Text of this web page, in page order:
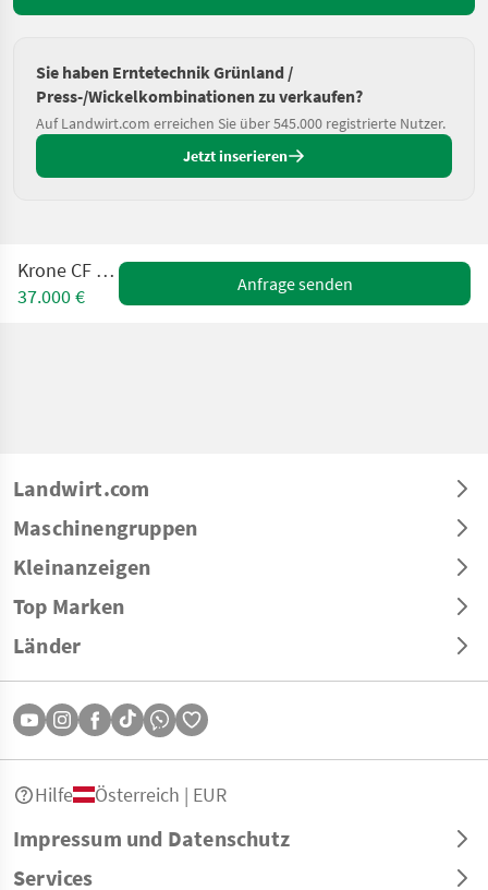
Sie haben Erntetechnik Grünland /
Press-/Wickelkombinationen zu verkaufen?
Auf Landwirt.com erreichen Sie über 545.000 registrierte Nutzer.
Jetzt inserieren
Krone CF 155 XC
37.000 €
Anfrage senden
Landwirt.com
Maschinengruppen
Kleinanzeigen
Top Marken
Länder
Impressum und Datenschutz
Services
Hilfe Österreich | EUR